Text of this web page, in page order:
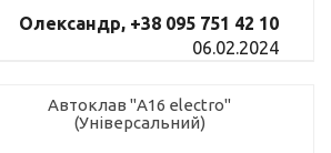
Олександр, +38 095 751 42 10
06.02.2024
Автоклав "А16 electro"
(Універсальний)